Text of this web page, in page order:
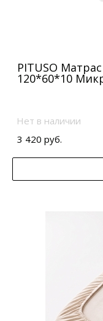
PITUSO
120*60*10
Нет в наличии
3 420 руб.